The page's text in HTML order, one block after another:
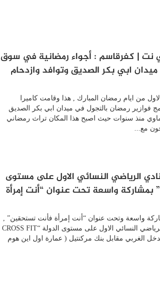
نت | كفرقاسم : أجواء رمضانية في سوق
ابي بكر الصديق وتوافد وازدحام
من ايام رمضان المبارك , هذا وقامت كاميرا
فوازير رمضان بالتجول في ميدان ابي بكر الصديق
منذ سنوات حيث اصبح هذا المكان تراث رمضاني
مع...
الرياضي النسائي الاول على مستوى
الدولة “CROSS FIT ” بمشاركة واسعة تحت عنوان “أنت إمرأة
واسعة وتحت عنوان “أنت إمرأة فأنت تستحقين” ,
تم الإحتفال بإفتتاح النادي الرياضي النسائي الاول على مستوى الدولة “CROSS FIT
الغربي مقابل بنك مركنتيل ( عمارة اول اين هوم